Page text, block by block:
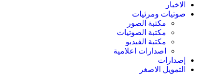
الاخبار
صوتيات ومرئيات
مكتبة الصور
مكتبة الصوتيات
مكتبة الفيديو
اصدارات اعلامية
إصدارات
التمويل الاصغر